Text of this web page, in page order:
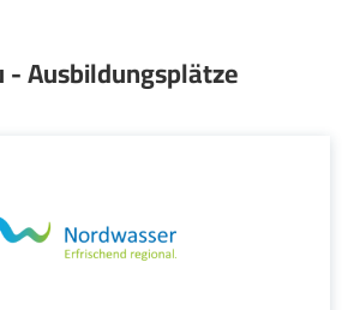
- Ausbildungsplätze